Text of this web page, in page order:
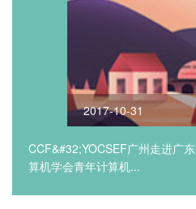
2017-10-31
CCF&#32;YOCSEF广州走进广
算机学会青年计算机...